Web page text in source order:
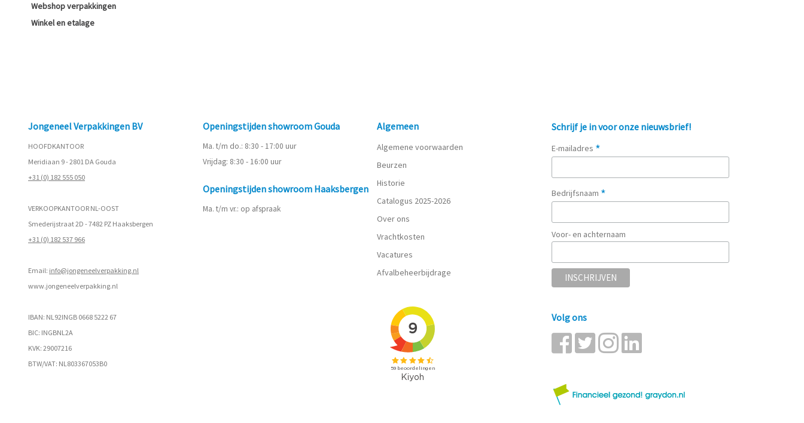
Webshop verpakkingen
Winkel en etalage
Jongeneel Verpakkingen BV
HOOFDKANTOOR
Meridiaan 9 - 2801 DA Gouda
+31 (0) 182 555 050
VERKOOPKANTOOR NL-OOST
Smederijstraat 2D - 7482 PZ Haaksbergen
+31 (0) 182 537 966
Email: info@jongeneelverpakking.nl
www.jongeneelverpakking.nl
IBAN: NL92INGB 0668 5222 67
BIC: INGBNL2A
KVK: 29007216
BTW/VAT: NL803367053B0
Openingstijden showroom Gouda
Ma. t/m do.: 8:30 - 17:00 uur
Vrijdag: 8:30 - 16:00 uur
Openingstijden showroom Haaksbergen
Ma. t/m vr.: op afspraak
Algemeen
Algemene voorwaarden
Beurzen
Historie
Catalogus 2025-2026
Over ons
Vrachtkosten
Vacatures
Afvalbeheerbijdrage
Schrijf je in voor onze nieuwsbrief!
E-mailadres *
Bedrijfsnaam *
Voor- en achternaam
Volg ons